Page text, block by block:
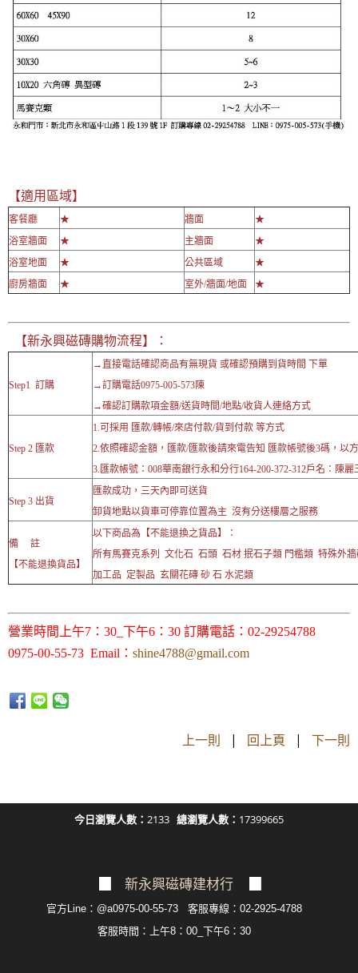
【適用區域】
客餐廳 ★ 牆面
★
浴室牆面
★ 主牆面
★
浴室地面
★ 公共區域
★
廚房牆面
★ 室外/牆面/地面 ★
【新永興磁磚購物流程】：
Step1 訂購
→直接電話確認商品有無現貨 或確認預購到貨時間 下單
→訂購電話0975-005-573陳
→確認訂購款項金額/送貨時間/地點/收貨人連絡方式
Step 2 匯款
1.可採用 匯款/轉帳/來店付款/貨到付款 等方式
2.依照確認金額，匯款/匯款後請來電告知 匯款帳號後3碼，以
3.匯款帳號：008華南銀行永和分行164-200-372-312戶名：陳麗
Step 3 出貨
匯款成功，三天內即可送貨
卸貨地點以貨車可停靠位置為主 沒有分送樓層之服務
備 註
【不能退換貨品】
以下商品為【不能退換之貨品】：
所有馬賽克系列 文化石 石頭 石材 抿石子類 門檻類 特殊外
加工品 定製品 玄關花磚 砂 石 水泥類
營業時間上午7：30_下午6：30 訂購電話：02-29254788
0975-00-55-73 Email： shine4788@gmail.com
上一則 | 回上頁 | 下一則
今日瀏覽人數： 2133 總瀏覽人數： 17399665
新永興磁磚建材行
官方Line：@a0975-00-55-73 客服專線：02-2925-4788
客服 時間：上午8：00_下午6：30